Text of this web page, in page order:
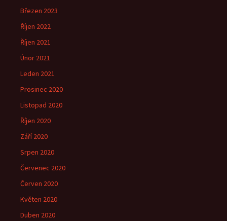
Březen 2023
Říjen 2022
Říjen 2021
Únor 2021
Leden 2021
Prosinec 2020
Listopad 2020
Říjen 2020
Září 2020
Srpen 2020
Červenec 2020
Červen 2020
Květen 2020
Duben 2020